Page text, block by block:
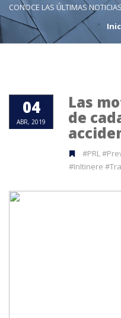
CONOCE LAS ÚLTIMAS
04
ABR, 2019
Las
de
#PRL
#InItinere